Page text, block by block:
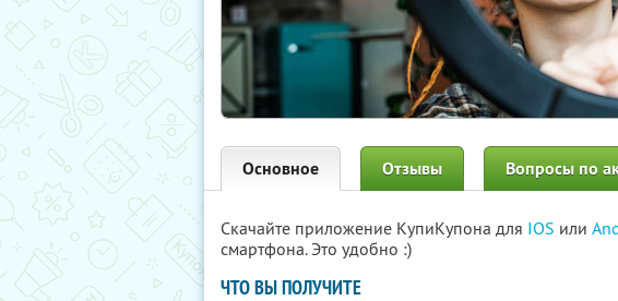
Основное Отзывы Вопросы по
Скачайте приложение КупиКупона для IOS или
смартфона. Это удобно :)
ЧТО ВЫ ПОЛУЧИТЕ